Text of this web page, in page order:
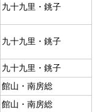
九十九里・銚子
九十九里・銚子
九十九里・銚子
館山・南房総
館山・南房総